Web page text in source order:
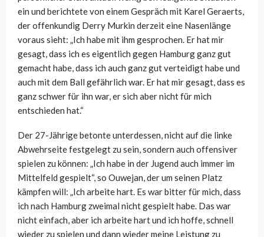
ein und berichtete von einem Gespräch mit Karel Geraerts,
der offenkundig Derry Murkin derzeit eine Nasenlänge
voraus sieht: „Ich habe mit ihm gesprochen. Er hat mir
gesagt, dass ich es eigentlich gegen Hamburg ganz gut
gemacht habe, dass ich auch ganz gut verteidigt habe und
auch mit dem Ball gefährlich war. Er hat mir gesagt, dass es
ganz schwer für ihn war, er sich aber nicht für mich
entschieden hat.“
Der 27-Jährige betonte unterdessen, nicht auf die linke
Abwehrseite festgelegt zu sein, sondern auch offensiver
spielen zu können: „Ich habe in der Jugend auch immer im
Mittelfeld gespielt“, so Ouwejan, der um seinen Platz
kämpfen will: „Ich arbeite hart. Es war bitter für mich, dass
ich nach Hamburg zweimal nicht gespielt habe. Das war
nicht einfach, aber ich arbeite hart und ich hoffe, schnell
wieder zu spielen und dann wieder meine Leistung zu